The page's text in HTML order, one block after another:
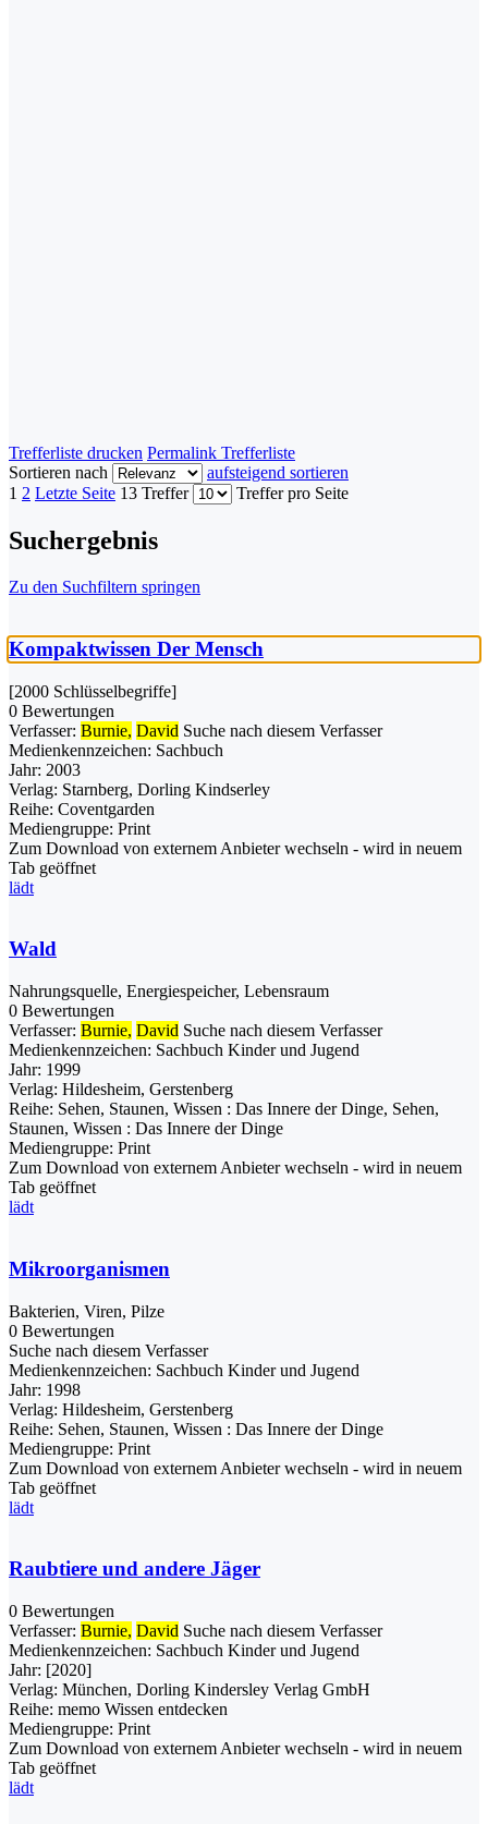
Trefferliste drucken Permalink Trefferliste
Sortieren nach
aufsteigend sortieren
1 2 Letzte Seite 13 Treffer Treffer pro Seite
Suchergebnis
Zu den Suchfiltern springen
Kompaktwissen Der Mensch
[2000 Schlüsselbegriffe]
0 Bewertungen
Verfasser: Burnie, David Suche nach diesem Verfasser
Medienkennzeichen: Sachbuch
Jahr: 2003
Verlag: Starnberg, Dorling Kindserley
Reihe: Coventgarden
Mediengruppe: Print
Zum Download von externem Anbieter wechseln - wird in neuem
Tab geöffnet
lädt
Wald
Nahrungsquelle, Energiespeicher, Lebensraum
0 Bewertungen
Verfasser: Burnie, David Suche nach diesem Verfasser
Medienkennzeichen: Sachbuch Kinder und Jugend
Jahr: 1999
Verlag: Hildesheim, Gerstenberg
Reihe: Sehen, Staunen, Wissen : Das Innere der Dinge, Sehen,
Staunen, Wissen : Das Innere der Dinge
Mediengruppe: Print
Zum Download von externem Anbieter wechseln - wird in neuem
Tab geöffnet
lädt
Mikroorganismen
Bakterien, Viren, Pilze
0 Bewertungen
Suche nach diesem Verfasser
Medienkennzeichen: Sachbuch Kinder und Jugend
Jahr: 1998
Verlag: Hildesheim, Gerstenberg
Reihe: Sehen, Staunen, Wissen : Das Innere der Dinge
Mediengruppe: Print
Zum Download von externem Anbieter wechseln - wird in neuem
Tab geöffnet
lädt
Raubtiere und andere Jäger
0 Bewertungen
Verfasser: Burnie, David Suche nach diesem Verfasser
Medienkennzeichen: Sachbuch Kinder und Jugend
Jahr: [2020]
Verlag: München, Dorling Kindersley Verlag GmbH
Reihe: memo Wissen entdecken
Mediengruppe: Print
Zum Download von externem Anbieter wechseln - wird in neuem
Tab geöffnet
lädt